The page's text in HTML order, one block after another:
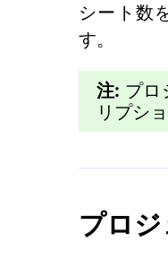
シート数
す。
注: プロ
リプシ
プロ